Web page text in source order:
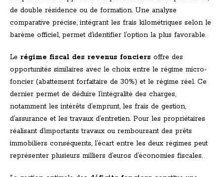
de double résidence ou de formation. Une analyse
comparative précise, intégrant les frais kilométriques selon le
barème officiel, permet d’identifier l’option la plus favorable.
Le régime fiscal des revenus fonciers offre des
opportunités similaires avec le choix entre le régime micro-
foncier (abattement forfaitaire de 30%) et le régime réel. Ce
dernier permet de déduire l’intégralité des charges,
notamment les intérêts d’emprunt, les frais de gestion,
d’assurance et les travaux d’entretien. Pour les propriétaires
réalisant d’importants travaux ou remboursant des prêts
immobiliers conséquents, l’écart entre les deux régimes peut
représenter plusieurs milliers d’euros d’économies fiscales.